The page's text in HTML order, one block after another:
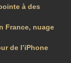
à des
France, nuage
de l’iPhone